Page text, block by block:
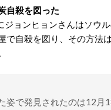
自殺を図った
ョンヒョンさんはソウ
で自殺を図り、その方法
姿で発見されたのは12月